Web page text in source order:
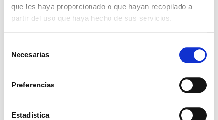
que les haya proporcionado o que hayan recopilado a
partir del uso que haya hecho de sus servicios.
Necesarias
Preferencias
Estadística
VASELINA LIQUIDA LIGERA EP